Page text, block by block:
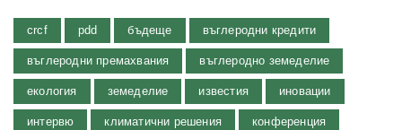
crcf pdd бъдеще въглеродни кредити
въглеродни премахвания въглеродно земеделие
екология земеделие известия иновации
интервю климатични решения конференция